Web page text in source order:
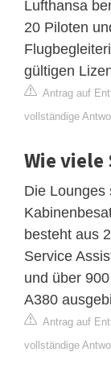
Lufthansa
20 Piloten
gültigen
Antrag auf
vollständige
Wie viele
Die Lounges
besteht aus
Service
und über
A380
Antrag auf
vollständige